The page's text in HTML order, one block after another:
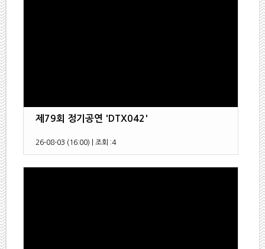
제79회 정기공연 'DTX042'
26-08-03 (16:00) 조회 :4